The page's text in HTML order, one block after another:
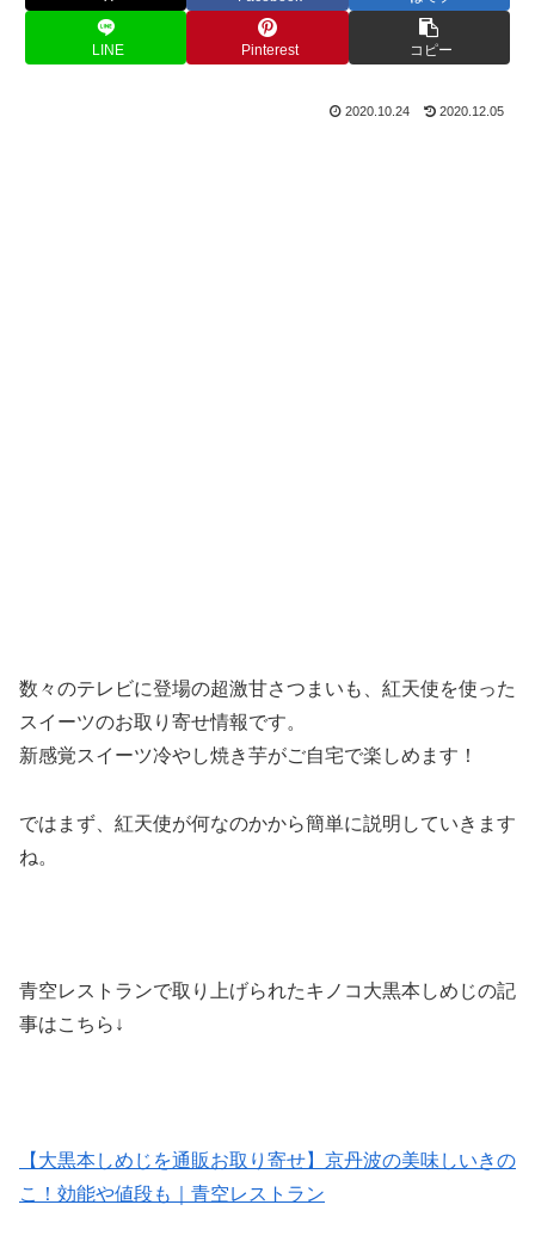
LINE Pinterest コピー
2020.10.24 2020.12.05
数々のテレビに登場の超激甘さつまいも、紅天使を使った
スイーツのお取り寄せ情報です。
新感覚スイーツ冷やし焼き芋がご自宅で楽しめます！
ではまず、紅天使が何なのかから簡単に説明していきます
ね。
青空レストランで取り上げられたキノコ大黒本しめじの記
事はこちら↓
【大黒本しめじを通販お取り寄せ】京丹波の美味しいきの
こ！効能や値段も｜青空レストラン